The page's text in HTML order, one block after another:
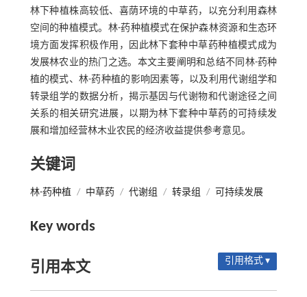
林下种植株高较低、喜荫环境的中草药，以充分利用森林
空间的种植模式。林-药种植模式在保护森林资源和生态环
境方面发挥积极作用，因此林下套种中草药种植模式成为
发展林农业的热门之选。本文主要阐明和总结不同林-药种
植的模式、林-药种植的影响因素等，以及利用代谢组学和
转录组学的数据分析，揭示基因与代谢物和代谢途径之间
关系的相关研究进展，以期为林下套种中草药的可持续发
展和增加经营林木业农民的经济收益提供参考意见。
关键词
林-药种植 / 中草药 / 代谢组 / 转录组 / 可持续发展
Key words
引用本文 引用格式 ▾